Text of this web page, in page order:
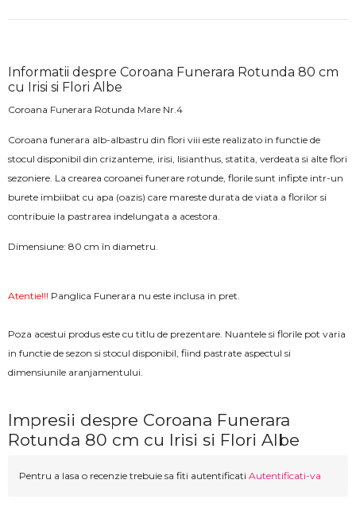
Informatii despre Coroana Funerara Rotunda 80 cm
cu Irisi si Flori Albe
Coroana Funerara Rotunda Mare Nr.4
Coroana funerara alb-albastru din flori viii este realizato in functie de
stocul disponibil din crizanteme, irisi, lisianthus, statita, verdeata si alte flori
sezoniere. La crearea coroanei funerare rotunde, florile sunt infipte intr-un
burete imbiibat cu apa (oazis) care mareste durata de viata a florilor si
contribuie la pastrarea indelungata a acestora.
Dimensiune: 80 cm în diametru.
Atentie!!! Panglica Funerara nu este inclusa in pret.
Poza acestui produs este cu titlu de prezentare. Nuantele si florile pot varia
in functie de sezon si stocul disponibil, fiind pastrate aspectul si
dimensiunile aranjamentului.
Impresii despre Coroana Funerara
Rotunda 80 cm cu Irisi si Flori Albe
Pentru a lasa o recenzie trebuie sa fiti autentificati Autentificati-va